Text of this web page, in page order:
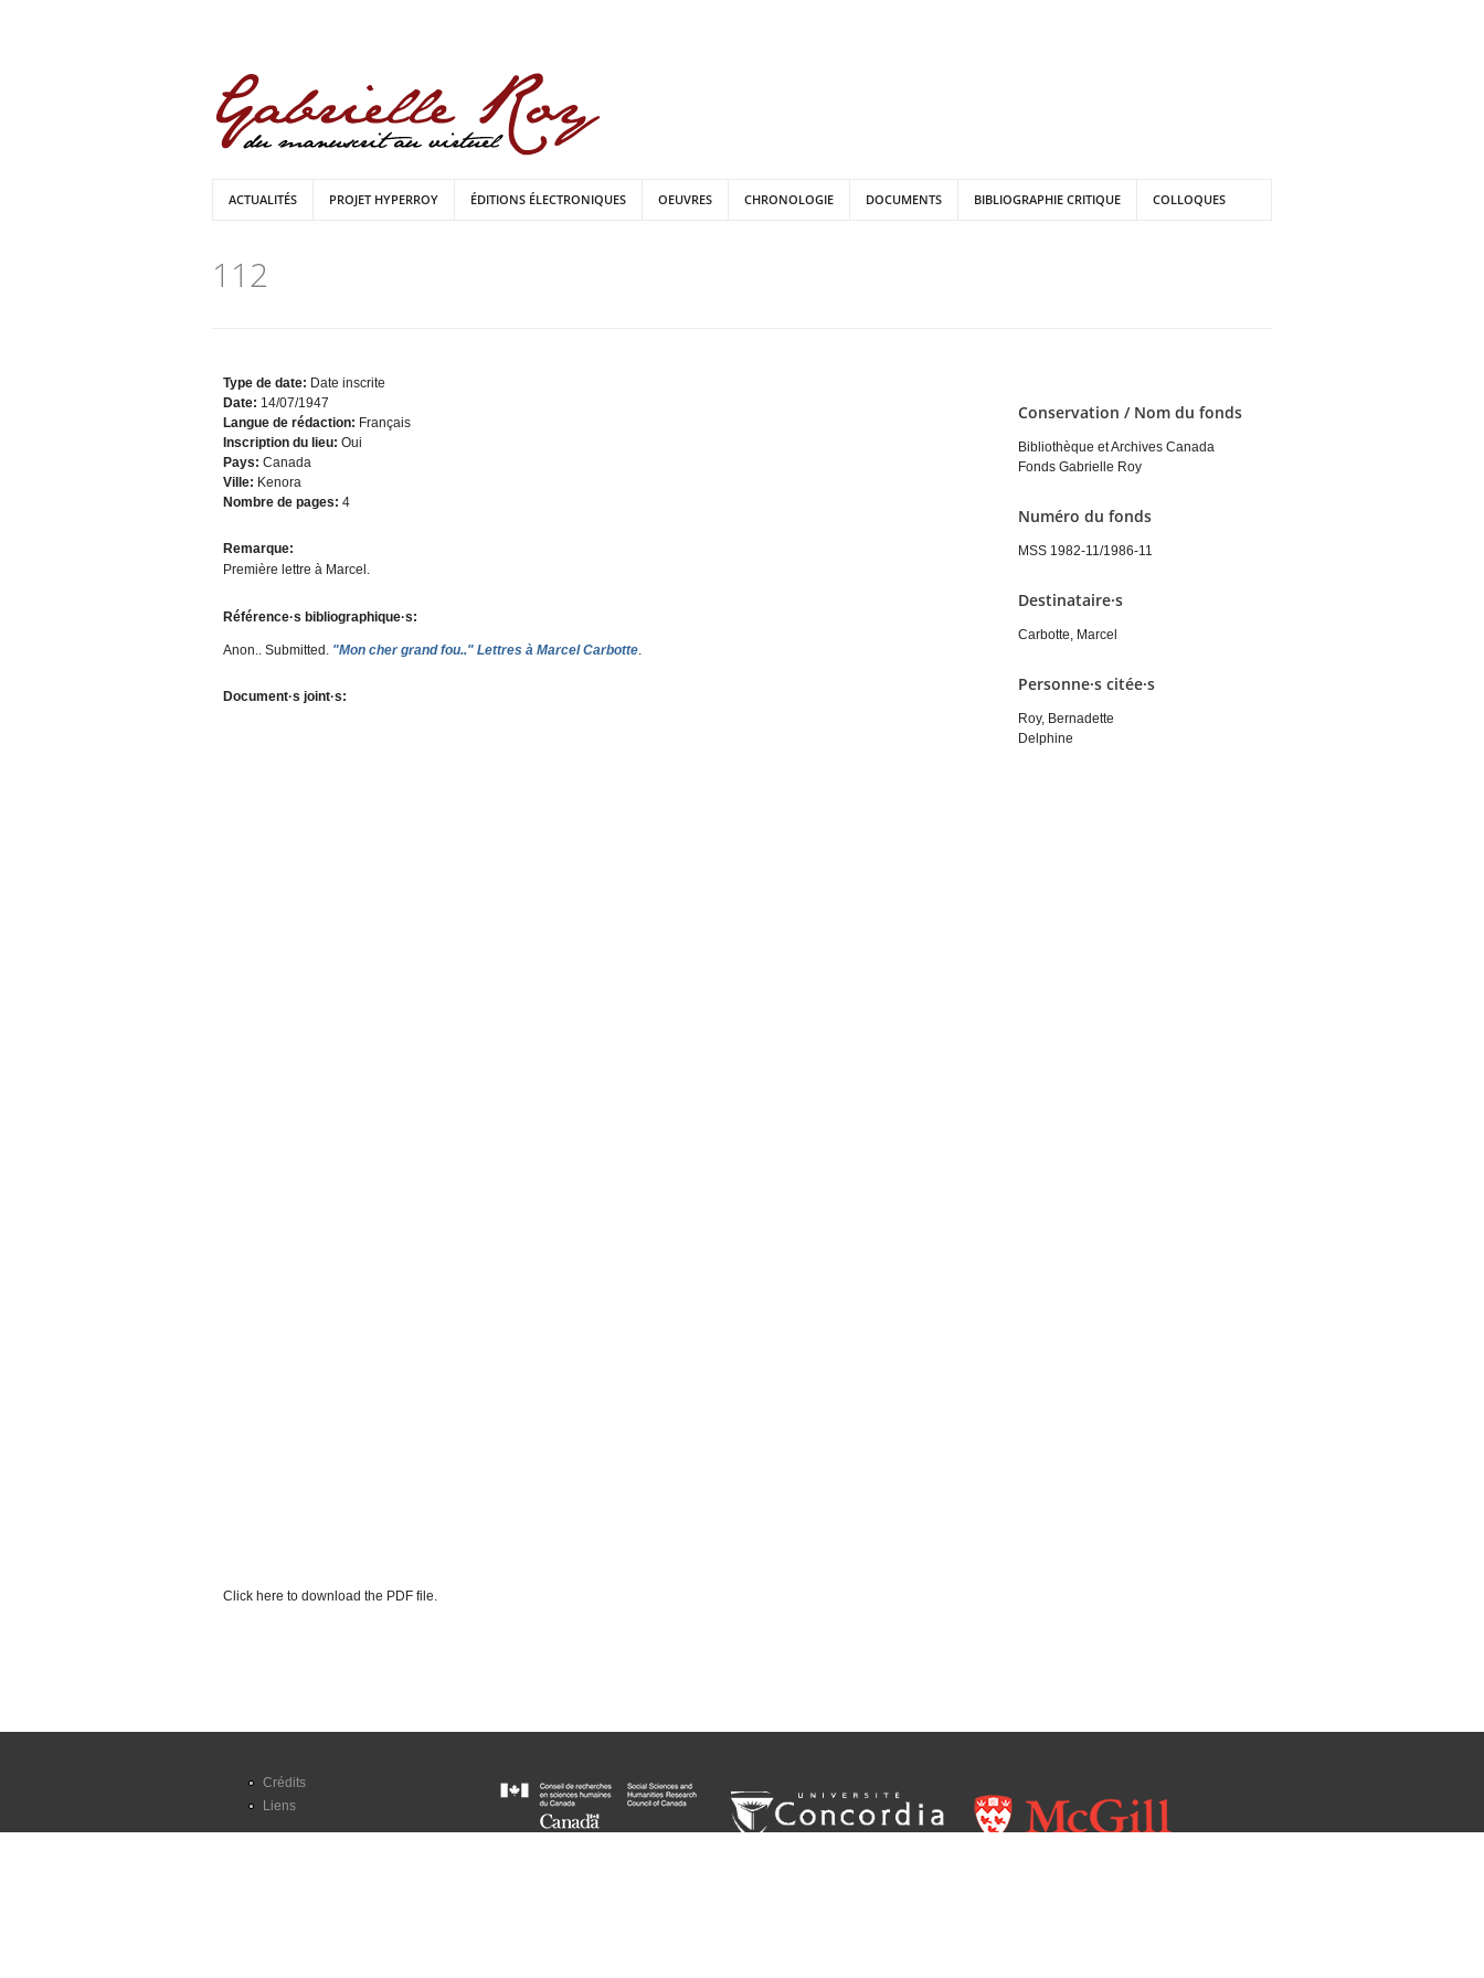
ACTUALITÉS PROJET HYPERROY ÉDITIONS ÉLECTRONIQUES OEUVRES CHRONOLOGIE DOCUMENTS BIBLIOGRAPHIE CRITIQUE COLLOQUES
112
Type de date: Date inscrite
Date: 14/07/1947
Langue de rédaction: Français
Inscription du lieu: Oui
Pays: Canada
Ville: Kenora
Nombre de pages: 4
Remarque:
Première lettre à Marcel.
Référence·s bibliographique·s:
Anon.. Submitted. "Mon cher grand fou.." Lettres à Marcel Carbotte.
Document·s joint·s:
Click here to download the PDF file.
Conservation / Nom du fonds
Bibliothèque et Archives Canada
Fonds Gabrielle Roy
Numéro du fonds
MSS 1982-11/1986-11
Destinataire·s
Carbotte, Marcel
Personne·s citée·s
Roy, Bernadette
Delphine
Crédits
Liens